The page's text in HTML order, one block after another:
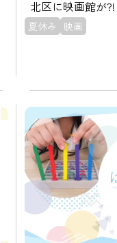
北区に映画館が?!
夏休み 映画